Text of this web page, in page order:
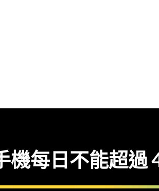
每日不能超過